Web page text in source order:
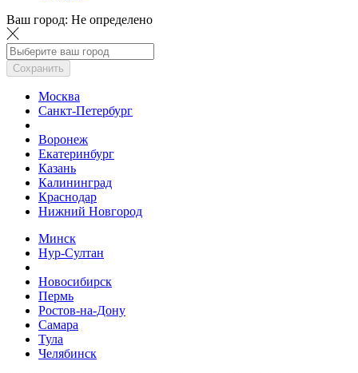
Ваш город: Не определено
Сохранить
Москва
Санкт-Петербург
Воронеж
Екатеринбург
Казань
Калининград
Краснодар
Нижний Новгород
Минск
Нур-Султан
Новосибирск
Пермь
Ростов-на-Дону
Самара
Тула
Челябинск